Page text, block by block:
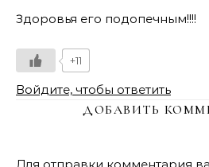
Здоровья его подопечным!!!!
+11
Войдите, чтобы ответить
ДОБАВИТЬ